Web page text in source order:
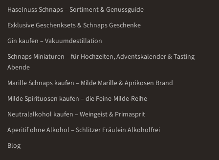
Haselnuss Schnaps – Sortiment & Genussguide
Exklusive Geschenksets & Schnaps Geschenke
Gin kaufen – Vakuumdestillation
Schnaps Miniaturen – für Hochzeiten, Adventskalender & Tasting-
Abende
Marille Schnaps kaufen – Milde Marille & Aprikosen Brand
Milde Spirituosen kaufen – die Feine-Milde-Reihe
Neutralalkohol kaufen – Weingeist & Primasprit
Aperitif ohne Alkohol – Schlitzer Fräulein Alkoholfrei
Blog